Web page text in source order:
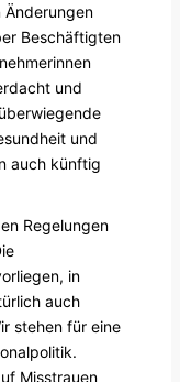
Änderungen
Beschäftigten
und
und
auch künftig
Regelungen
in
auch
stehen für eine
Misstrauen